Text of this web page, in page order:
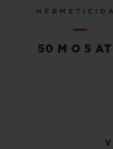
50 M O 5